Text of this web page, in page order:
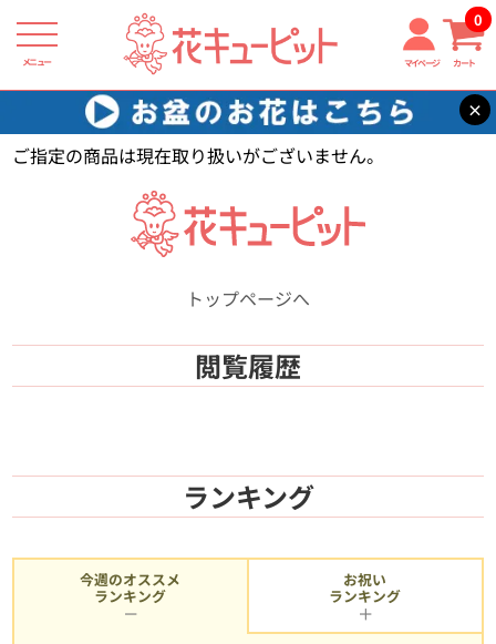
メニュー マイページ カート
0
×
花キューピット 【】
ご指定の商品は現在取り扱いがございません。
トップページへ
閲覧履歴
ランキング
今週のオススメ
ランキング
お祝い
ランキング